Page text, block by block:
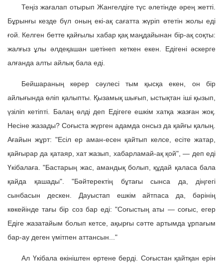
Теңіз жағалап отырып Жангелдіге түс әлетінде әрең жетті.
Бұрынғы кезде бүл оның екі-ақ сағатта жүріп өтетін жолы еді
ғой. Келген бетте қайғылы хабар қақ маңдайынан бір-ақ соқты:
жалғыз ұлы әлдеқашан шетінеп кеткен екен. Едігені әскерге
алғанда алты айлық бала еді.
Бейшараның көрер сәулесі тым қысқа екен, он бір
айлығында өліп қалыпты. Қызамық шығып, ыстықтан іші қызып,
үзіліп кетіпті. Балаң өлді деп Едігеге ешкім хатқа жазған жоқ.
Несіне жазады? Соғыста жүрген адамда онсыз да қайғы қалың.
Ағайын жұрт: "Есіл ер аман-есен қайтып келсе, есіте жатар,
қайғырар да қатаяр, хат жазып, хабарламай-ақ қой", — деп еді
Үкібалаға. "Бастарың жас, амандық болып, құдай қаласа бала
қайда қашады". "Бәйтеректің бұтағы сынса да, діңгегі
сынбасын дескен. Дауыстап ешкім айтпаса да, бәрінің
көкейінде тағы бір соз бар еді: "Соғыстың аты — соғыс, егер
Едіге жазатайым болып кетсе, ақырғы сәтте артымда ұрпағым
бар-ау деген үмітпен аттансын..."
Ал Үкібала өкініштен өртене берді. Соғыстан қайтқан ерін